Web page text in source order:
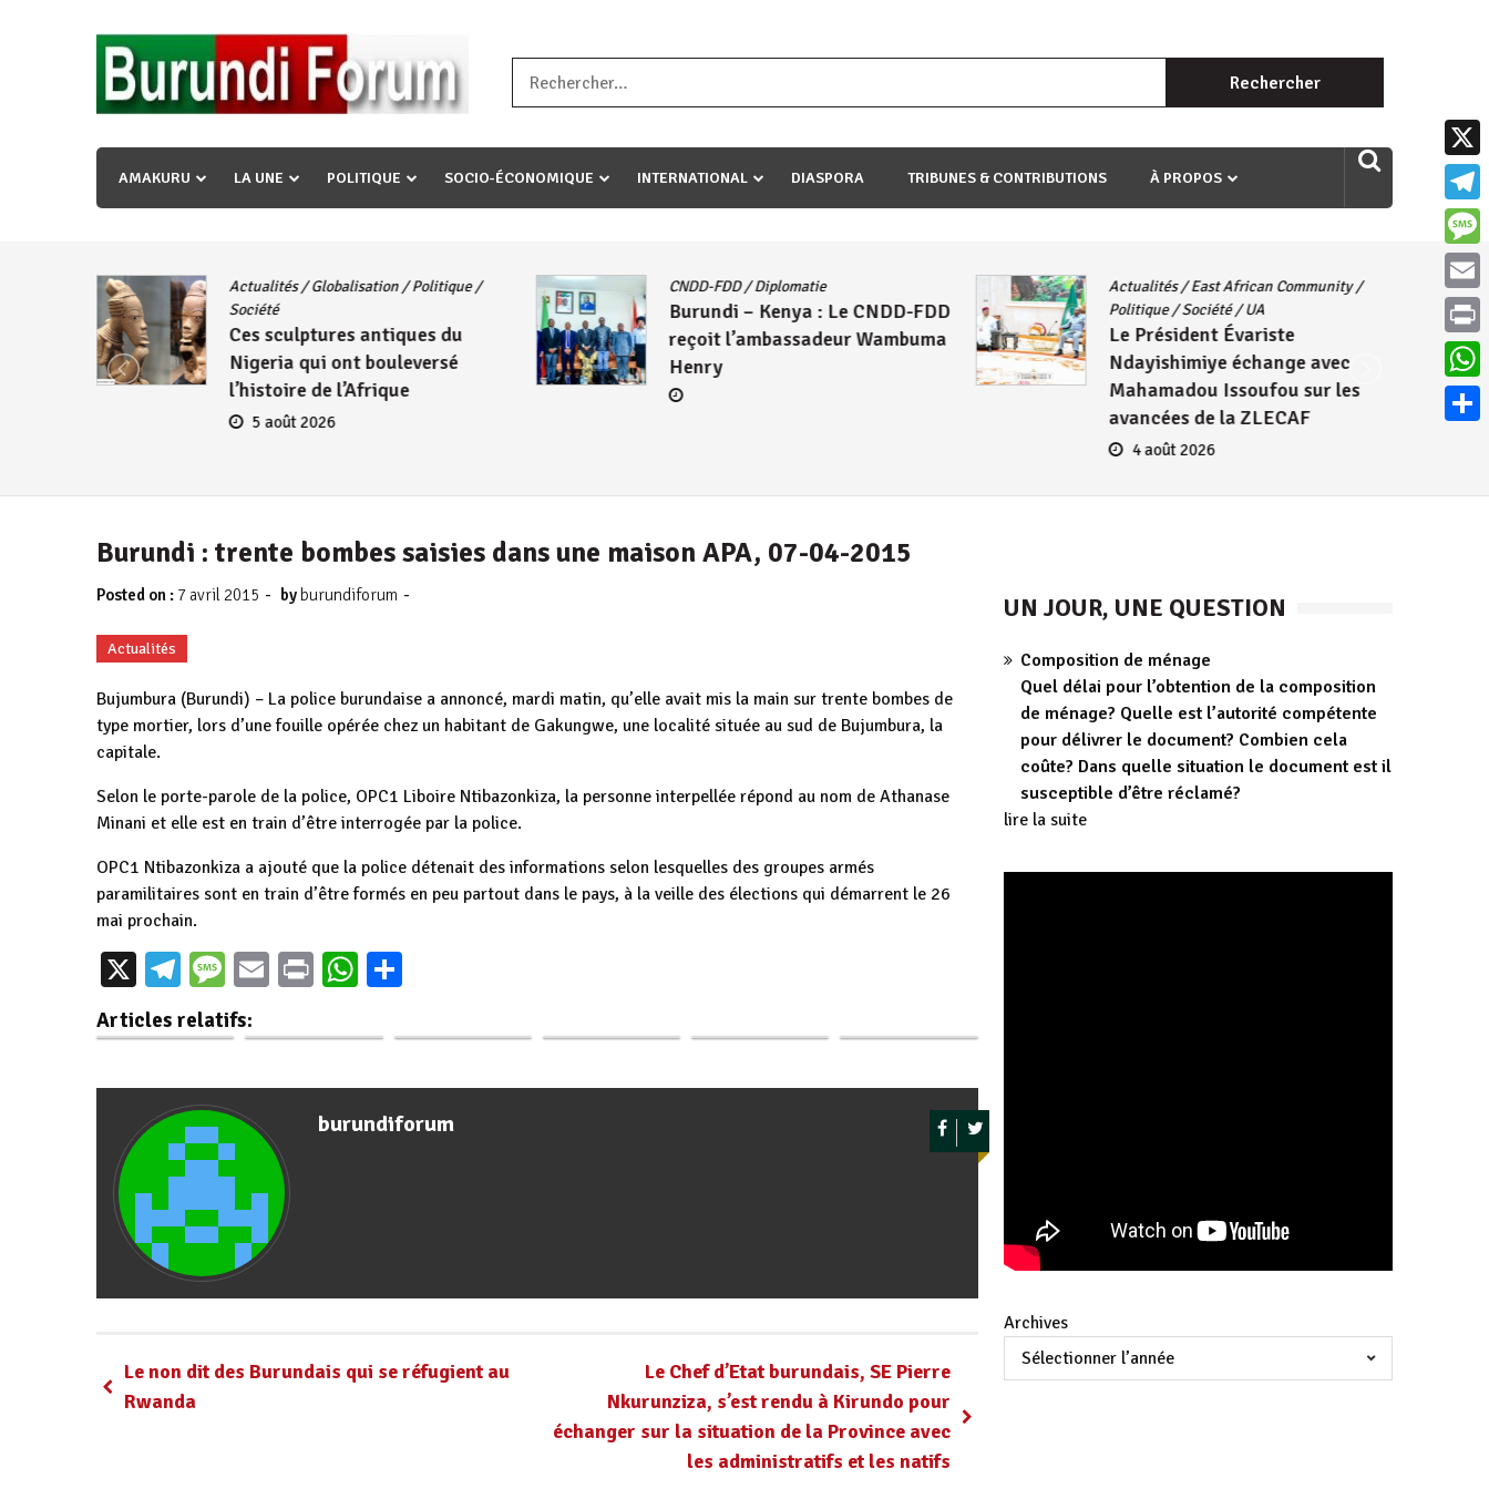
« Ingorane si ugupfa , ingorane ni ugupfa nabi ,gupfa ataco umariye umuryango wawe canke igihugu cakwibarutse .Wewe uri ngaha ndagusigiye iki kibazo : Uriko ukora iki kugira ngo
uzopfire neza umuryango n’igihugu cakwibarutse ? »
Rechercher :
AMAKURU LA UNE POLITIQUE SOCIO-ÉCONOMIQUE INTERNATIONAL DIASPORA TRIBUNES & CONTRIBUTIONS À PROPOS
Actualités/Globalisation/Politique/
Société
Ces sculptures antiques du
Nigeria qui ont bouleversé
l’histoire de l’Afrique
5 août 2026
CNDD-FDD/Diplomatie
Burundi – Kenya : Le CNDD-FDD
reçoit l’ambassadeur Wambuma
Henry
Actualités/East African Community/
Politique/Société/UA
Le Président Évariste
Ndayishimiye échange avec
Mahamadou Issoufou sur les
avancées de la ZLECAF
4 août 2026
Burundi : trente bombes saisies dans une maison APA, 07-04-2015
Posted on : 7 avril 2015 - by burundiforum -
Actualités
Bujumbura (Burundi) – La police burundaise a annoncé, mardi matin, qu’elle avait mis la main sur trente bombes de
type mortier, lors d’une fouille opérée chez un habitant de Gakungwe, une localité située au sud de Bujumbura, la
capitale.
Selon le porte-parole de la police, OPC1 Liboire Ntibazonkiza, la personne interpellée répond au nom de Athanase
Minani et elle est en train d’être interrogée par la police.
OPC1 Ntibazonkiza a ajouté que la police détenait des informations selon lesquelles des groupes armés
paramilitaires sont en train d’être formés en peu partout dans le pays, à la veille des élections qui démarrent le 26
mai prochain.
X Telegram
Message
EmailPrintWhatsApp
Articles relatifs:
Burundi : Trente et
un ans après
Ndadaye.
Gitega : Vers
l'implantation
burundiforum
Le non dit des Burundais qui se réfugient au
Rwanda
Le Chef d’Etat burundais, SE Pierre
Nkurunziza, s’est rendu à Kirundo pour
échanger sur la situation de la Province avec
les administratifs et les natifs
UN JOUR, UNE QUESTION
Composition de ménage
Quel délai pour l’obtention de la composition
de ménage? Quelle est l’autorité compétente
pour délivrer le document? Combien cela
coûte? Dans quelle situation le document est il
susceptible d’être réclamé?
lire la suite
Archives
X
Email
Print